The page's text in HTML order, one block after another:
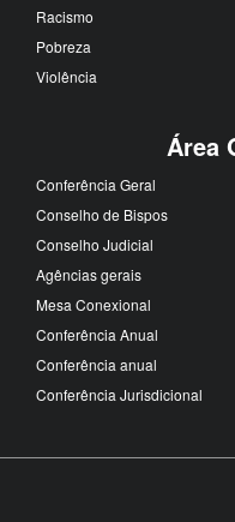
Racismo
Pobreza
Violência
Área
Conferência Geral
Conselho de Bispos
Conselho Judicial
Agências gerais
Mesa Conexional
Conferência Anual
Conferência anual
Conferência Jurisdicional